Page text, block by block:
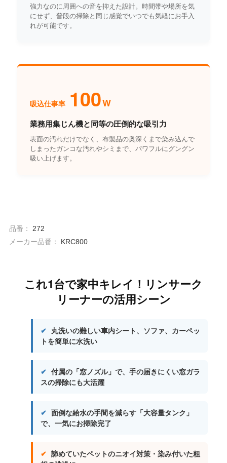
強力なのに周囲への音を抑えた設計。時間帯や場所を気
にせず、普段の掃除と同じ感覚でいつでも気軽にお手入
れが可能です。
吸込仕事率 100W
業務用集じん機と同等の圧倒的な吸引力
表面の汚れだけでなく、布製品の奥深くまで染み込んで
しまったガンコな汚れやシミまで、パワフルにグングン
吸い上げます。
品番：
272
メーカー品番：
KRC800
これ1台で家中キレイ！リンサーク
リーナーの活用シーン
✔ 丸洗いの難しい車内シート、ソファ、カーペッ
トを簡単に水洗い
✔ 付属の「窓ノズル」で、手の届きにくい窓ガラ
スの掃除にも大活躍
✔ 面倒な給水の手間を減らす「大容量タンク」
で、一気にお掃除完了
✔ 諦めていたペットのニオイ対策・染み付いた粗